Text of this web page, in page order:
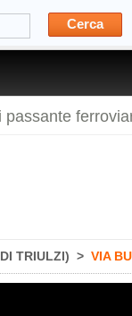
Cerca
passante
TRIULZI) > VIA